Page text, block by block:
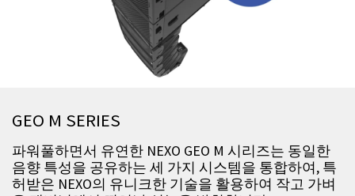
GEO M SERIES
파워풀하면서 유연한 NEXO GEO M 시리즈는 동일한
음향 특성을 공유하는 세 가지 시스템을 통합하여, 특
허받은 NEXO의 유니크한 기술을 활용하여 작고 가벼